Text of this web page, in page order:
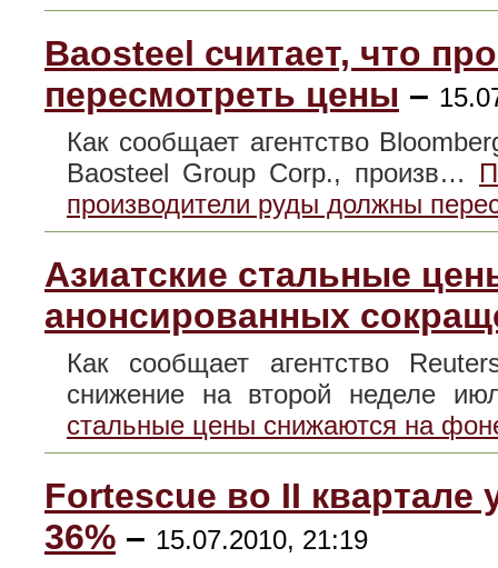
Baosteel считает, что
пересмотреть цены –
Как сообщает агентство
Baosteel Group Corp., произв…
производители руды должны
Азиатские стальные
анонсированных
Как сообщает агентство
снижение на второй неделе
стальные цены снижаются на
Fortescue во II квартале
36% – 15.07.2010, 21:19